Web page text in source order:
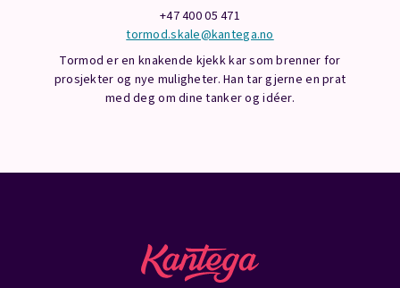
+47 400 05 471
tormod.skale@kantega.no
Tormod er en knakende kjekk kar som brenner for
prosjekter og nye muligheter. Han tar gjerne en prat
med deg om dine tanker og idéer.